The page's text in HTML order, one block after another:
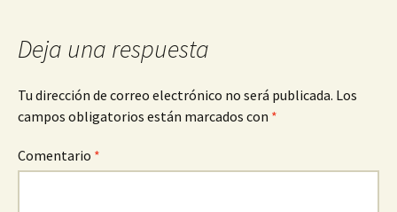
Deja una respuesta
Tu dirección de correo electrónico no será publicada. Los
campos obligatorios están marcados con *
Comentario *